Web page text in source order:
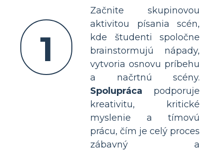
1
Začnite skupinovou
aktivitou písania scén,
kde študenti spoločne
brainstormujú nápady,
vytvoria osnovu príbehu
a načrtnú scény.
Spolupráca podporuje
kreativitu, kritické
myslenie a tímovú
prácu, čím je celý proces
zábavný a